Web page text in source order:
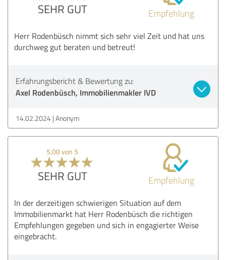
SEHR GUT Empfehlung
Herr Rodenbüsch nimmt sich sehr viel Zeit und hat uns
durchweg gut beraten und betreut!
Erfahrungsbericht & Bewertung zu:
Axel Rodenbüsch, Immobilienmakler IVD
14.02.2024 Anonym
5,00 von 5
SEHR GUT Empfehlung
In der derzeitigen schwierigen Situation auf dem
Immobilienmarkt hat Herr Rodenbüsch die richtigen
Empfehlungen gegeben und sich in engagierter Weise
eingebracht.